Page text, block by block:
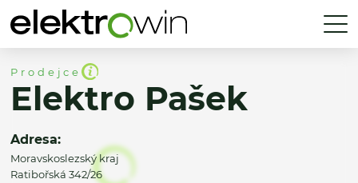
Prodejce
Elektro Pašek
Adresa:
Moravskoslezský kraj
Ratibořská 342/26